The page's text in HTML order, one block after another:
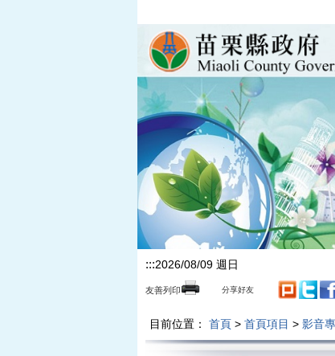
:::2026/08/09 週日
友善列印 分享好友
目前位置： 首頁 > 首頁項目 > 影音